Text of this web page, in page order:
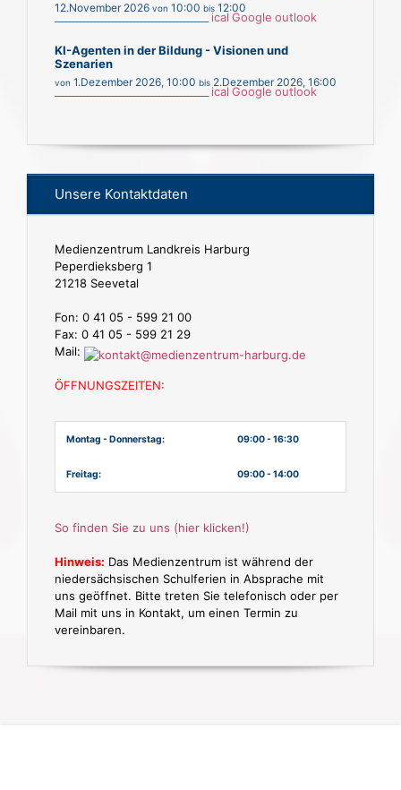
12.November 2026 von 10:00 bis 12:00
ical Google outlook
KI-Agenten in der Bildung - Visionen und
Szenarien
von 1.Dezember 2026, 10:00 bis 2.Dezember 2026, 16:00
ical Google outlook
Unsere Kontaktdaten
Medienzentrum Landkreis Harburg
Peperdieksberg 1
21218 Seevetal
Fon: 0 41 05 - 599 21 00
Fax: 0 41 05 - 599 21 29
Mail:
ÖFFNUNGSZEITEN:
Montag - Donnerstag: 09:00 - 16:30
Freitag: 09:00 - 14:00
So finden Sie zu uns (hier klicken!)
Hinweis: Das Medienzentrum ist während der
niedersächsischen Schulferien in Absprache mit
uns geöffnet. Bitte treten Sie telefonisch oder per
Mail mit uns in Kontakt, um einen Termin zu
vereinbaren.